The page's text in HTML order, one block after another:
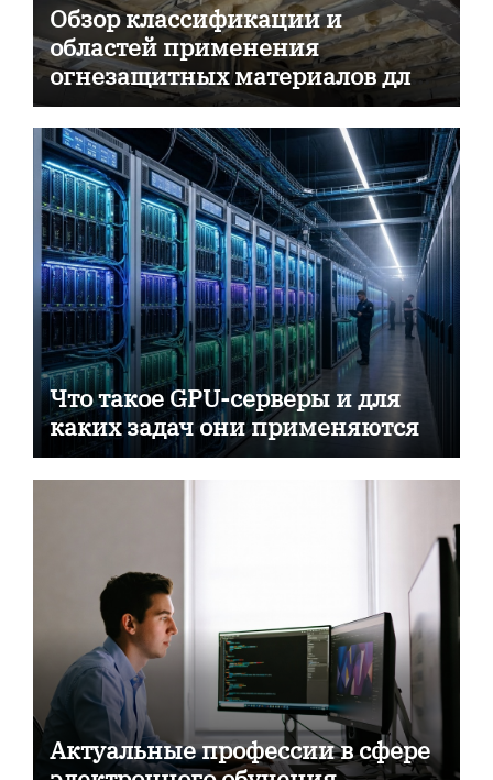
Обзор классификации и
областей применения
огнезащитных материалов для
пассивной противопожарной
защиты
Что такое GPU-серверы и для
каких задач они применяются
Актуальные профессии в сфере